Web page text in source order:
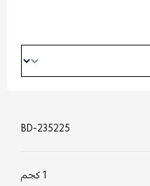
BD-235225
1 كجم